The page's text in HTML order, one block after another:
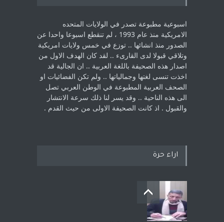
اسبوعية مطبوعة تصدر في الولايات المتحده
الامريكية منذ عام 1993 ، لم ‏تنقطع اسبوعا واحدا عن
الصدور منذ انشائها .. توزع في خمس ولايات امريكية
‏وتلاقي قبولا لدى القارىء ..‏ لقد كان الهدف الاول من
اصدار هذه الصحيفة باللغة العربية .. ان الجالية قد
اخذت ‏تنسى لغتها وجمالياتها .. ولم تكن الفضائيات او
الصحف العربية المطبوعة في الوطن ‏العربي تصل
الى هذه الناحية .. وقد يسر لنا ذلك سرعة الانتشار
والقبول . اذ كانت ‏الصحيفة الاولى من حيث القدم . ‏
اراء حرة